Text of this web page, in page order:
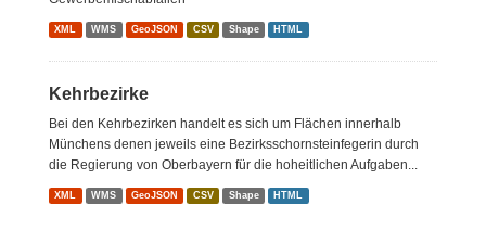
XML WMS GeoJSON CSV Shape HTML
Kehrbezirke
Bei den Kehrbezirken handelt es sich um Flächen innerhalb
Münchens denen jeweils eine Bezirksschornsteinfegerin durch
die Regierung von Oberbayern für die hoheitlichen Aufgaben...
XML WMS GeoJSON CSV Shape HTML